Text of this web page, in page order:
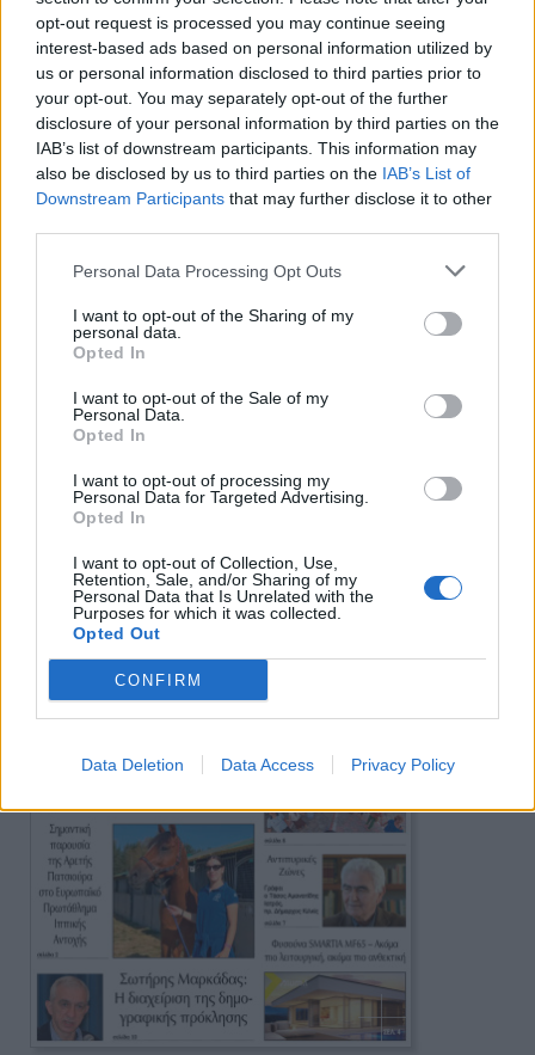
opt-out request is processed you may continue seeing
interest-based ads based on personal information utilized by
us or personal information disclosed to third parties prior to
your opt-out. You may separately opt-out of the further
disclosure of your personal information by third parties on the
IAB’s list of downstream participants. This information may
also be disclosed by us to third parties on the IAB’s List of
Downstream Participants that may further disclose it to other
Personal Data Processing Opt Outs
I want to opt-out of the Sharing of my
personal data.
Opted In
I want to opt-out of the Sale of my
Personal Data.
Opted In
I want to opt-out of processing my
Personal Data for Targeted Advertising.
Opted In
I want to opt-out of Collection, Use,
Retention, Sale, and/or Sharing of my
Personal Data that Is Unrelated with the
Purposes for which it was collected.
Opted Out
CONFIRM
Data Deletion Data Access Privacy Policy
Πρωινή